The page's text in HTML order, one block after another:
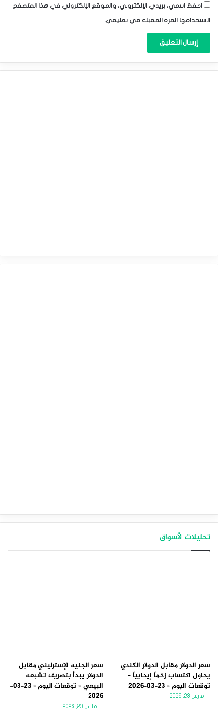
احفظ اسمي، بريدي الإلكتروني، والموقع الإلكتروني في هذا المتصفح
لاستخدامها المرة المقبلة في تعليقي.
تحليلات الأسواق
سعر الدولار مقابل الدولار الكندي
يحاول اكتساب زخماً إيجابياً –
توقعات اليوم – 23-03-2026
مارس 23, 2026
سعر الجنيه الإسترليني مقابل
الدولار يبدأ بتصريف تشبعه
البيعي – توقعات اليوم – 23-03-
2026
مارس 23, 2026